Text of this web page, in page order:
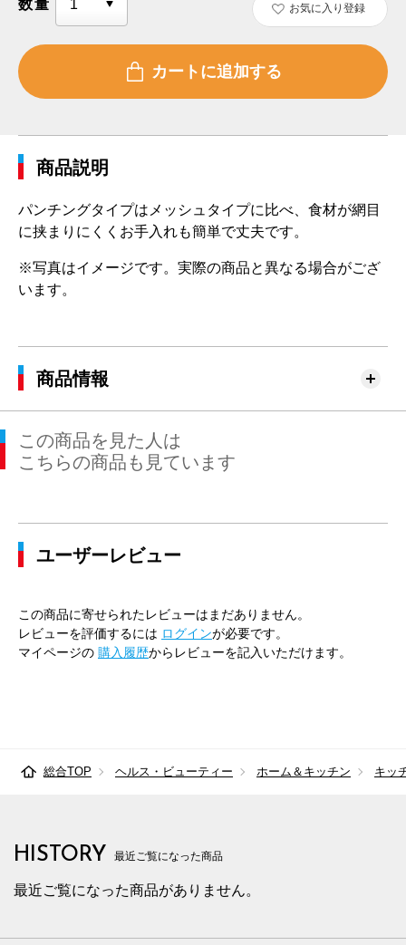
数量 お気に入り登録
商品説明
パンチングタイプはメッシュタイプに比べ、食材が網目
に挟まりにくくお手入れも簡単で丈夫です。
※写真はイメージです。実際の商品と異なる場合がござ
います。
商品情報
この商品を見た人は
こちらの商品も見ています
ユーザーレビュー
この商品に寄せられたレビューはまだありません。
レビューを評価するには ログインが必要です。
マイページの 購入履歴からレビューを記入いただけます。
総合TOP ヘルス・ビューティー ホーム＆キッチン キッ
HISTORY 最近ご覧になった商品
最近ご覧になった商品がありません。